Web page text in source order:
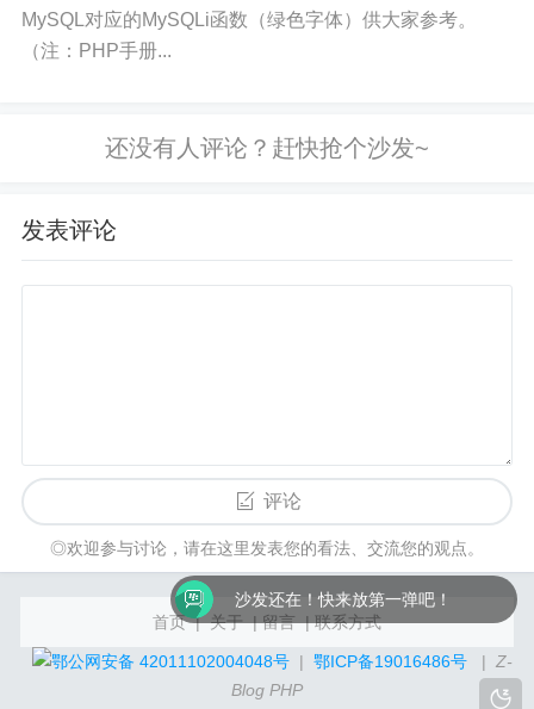
MySQL对应的MySQLi函数（绿色字体）供大家参考。
（注：PHP手册...
发表评论
评论
◎欢迎参与讨论，请在这里发表您的看法、交流您的观点。
首页 | 关于 | 留言 | 联系方式
鄂公网安备 42011102004048号 | 鄂ICP备19016486号 | Z-
Blog PHP
沙发还在！快来放第一弹吧！